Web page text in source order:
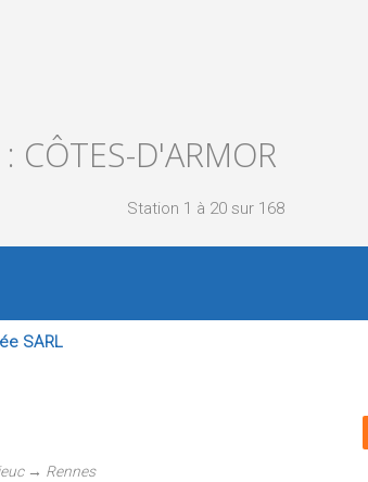
CÔTES-D'ARMOR
Station 1 à 20 sur 168
SARL
→ Rennes